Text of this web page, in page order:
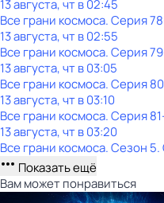
13 августа, чт в 02:45
Все грани космоса. Серия
13 августа, чт в 02:55
Все грани космоса. Серия
13 августа, чт в 03:05
Все грани космоса. Серия
13 августа, чт в 03:10
Все грани космоса. Серия
13 августа, чт в 03:20
Все грани космоса. Сезон 5.
Показать ещё
Вам может понравиться